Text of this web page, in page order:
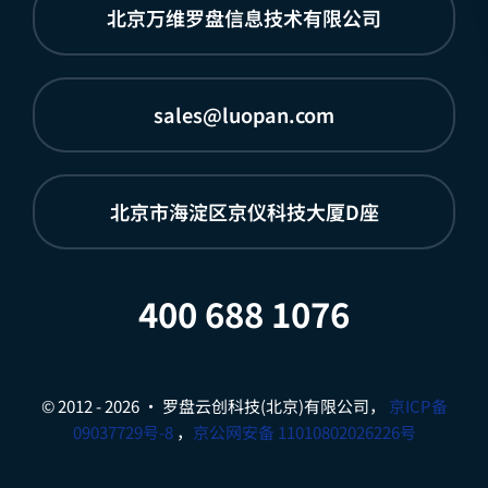
北京万维罗盘信息技术有限公司
sales@luopan.com
北京市海淀区京仪科技大厦D座
400 688 1076
© 2012 - 2026 • 罗盘云创科技(北京)有限公司，
京ICP备
09037729号-8， 京公网安备 11010802026226号